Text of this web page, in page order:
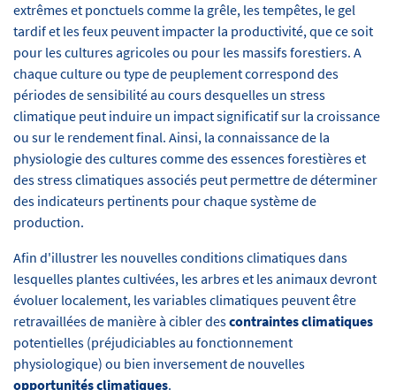
extrêmes et ponctuels comme la grêle, les tempêtes, le gel
tardif et les feux peuvent impacter la productivité, que ce soit
pour les cultures agricoles ou pour les massifs forestiers. A
chaque culture ou type de peuplement correspond des
périodes de sensibilité au cours desquelles un stress
climatique peut induire un impact significatif sur la croissance
ou sur le rendement final. Ainsi, la connaissance de la
physiologie des cultures comme des essences forestières et
des stress climatiques associés peut permettre de déterminer
des indicateurs pertinents pour chaque système de
production.
Afin d'illustrer les nouvelles conditions climatiques dans
lesquelles plantes cultivées, les arbres et les animaux devront
évoluer localement, les variables climatiques peuvent être
retravaillées de manière à cibler descontraintes climatiques
potentielles (préjudiciables au fonctionnement
physiologique) ou bien inversement de nouvelles
opportunités climatiques.